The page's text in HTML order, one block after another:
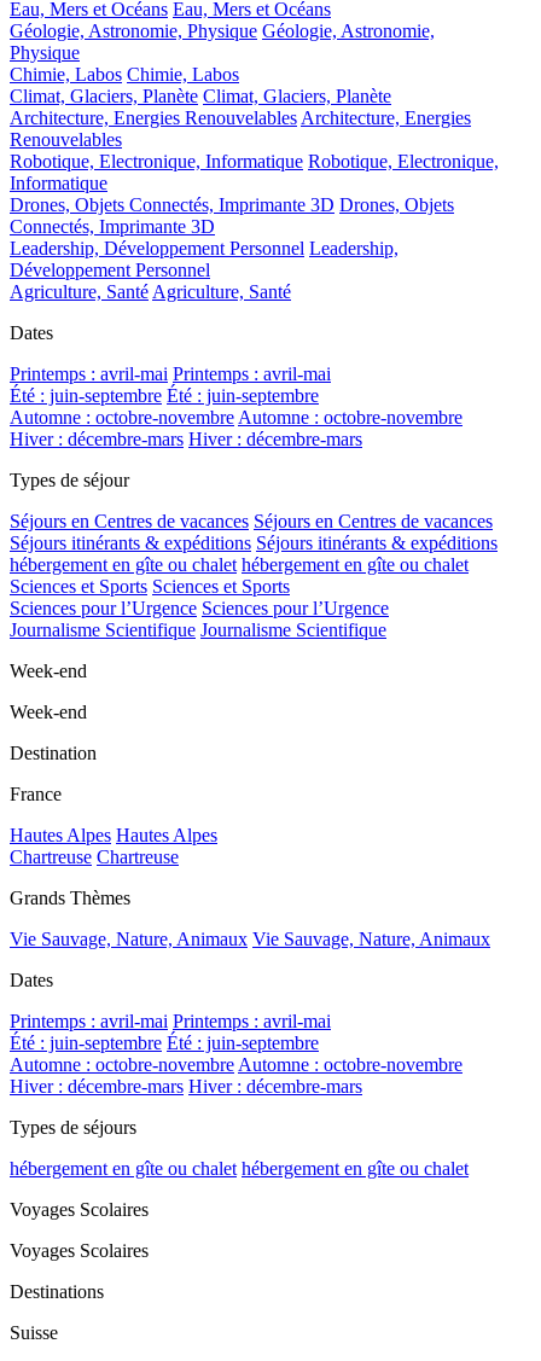
Eau, Mers et Océans Eau, Mers et Océans
Géologie, Astronomie, Physique Géologie, Astronomie,
Physique
Chimie, Labos Chimie, Labos
Climat, Glaciers, Planète Climat, Glaciers, Planète
Architecture, Energies Renouvelables Architecture, Energies
Renouvelables
Robotique, Electronique, Informatique Robotique, Electronique,
Informatique
Drones, Objets Connectés, Imprimante 3D Drones, Objets
Connectés, Imprimante 3D
Leadership, Développement Personnel Leadership,
Développement Personnel
Agriculture, Santé Agriculture, Santé
Dates
Printemps : avril-mai Printemps : avril-mai
Été : juin-septembre Été : juin-septembre
Automne : octobre-novembre Automne : octobre-novembre
Hiver : décembre-mars Hiver : décembre-mars
Types de séjour
Séjours en Centres de vacances Séjours en Centres de vacances
Séjours itinérants & expéditions Séjours itinérants & expéditions
hébergement en gîte ou chalet hébergement en gîte ou chalet
Sciences et Sports Sciences et Sports
Sciences pour l’Urgence Sciences pour l’Urgence
Journalisme Scientifique Journalisme Scientifique
Week-end
Week-end
Destination
France
Hautes Alpes Hautes Alpes
Chartreuse Chartreuse
Grands Thèmes
Vie Sauvage, Nature, Animaux Vie Sauvage, Nature, Animaux
Dates
Printemps : avril-mai Printemps : avril-mai
Été : juin-septembre Été : juin-septembre
Automne : octobre-novembre Automne : octobre-novembre
Hiver : décembre-mars Hiver : décembre-mars
Types de séjours
hébergement en gîte ou chalet hébergement en gîte ou chalet
Voyages Scolaires
Voyages Scolaires
Destinations
Suisse